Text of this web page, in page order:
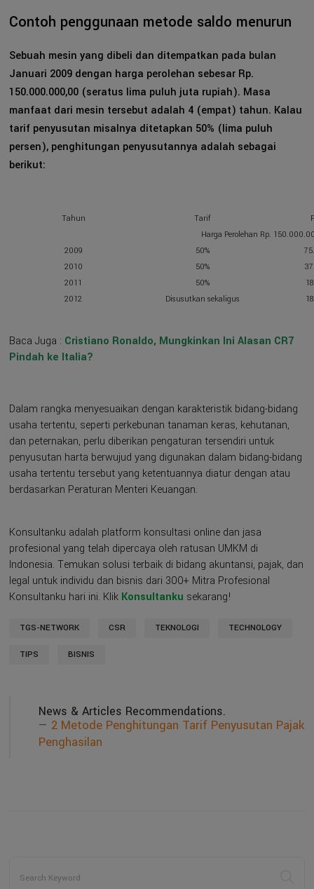
Contoh penggunaan metode saldo menurun
Sebuah mesin yang dibeli dan ditempatkan pada bulan
Januari 2009 dengan harga perolehan sebesar Rp.
150.000.000,00 (seratus lima puluh juta rupiah). Masa
manfaat dari mesin tersebut adalah 4 (empat) tahun. Kalau
tarif penyusutan misalnya ditetapkan 50% (lima puluh
persen), penghitungan penyusutannya adalah sebagai
berikut:
Tahun Tarif
Harga Perolehan Rp.
2009
50%
2010
50%
2011
50%
2012
Disusutkan sekaligus
Baca Juga : Cristiano Ronaldo, Mungkinkan Ini Alasan CR7
Pindah ke Italia?
Dalam rangka menyesuaikan dengan karakteristik bidang-bidang
usaha tertentu, seperti perkebunan tanaman keras, kehutanan,
dan peternakan, perlu diberikan pengaturan tersendiri untuk
penyusutan harta berwujud yang digunakan dalam bidang-bidang
usaha tertentu tersebut yang ketentuannya diatur dengan atau
berdasarkan Peraturan Menteri Keuangan.
Konsultanku adalah platform konsultasi online dan jasa
profesional yang telah dipercaya oleh ratusan UMKM di
Indonesia. Temukan solusi terbaik di bidang akuntansi, pajak, dan
legal untuk individu dan bisnis dari 300+ Mitra Profesional
Konsultanku hari ini. Klik Konsultanku sekarang!
TGS-NETWORK CSR TEKNOLOGI TECHNOLOGY
TIPS BISNIS
News & Articles Recommendations.
2 Metode Penghitungan Tarif Penyusutan Pajak
Penghasilan